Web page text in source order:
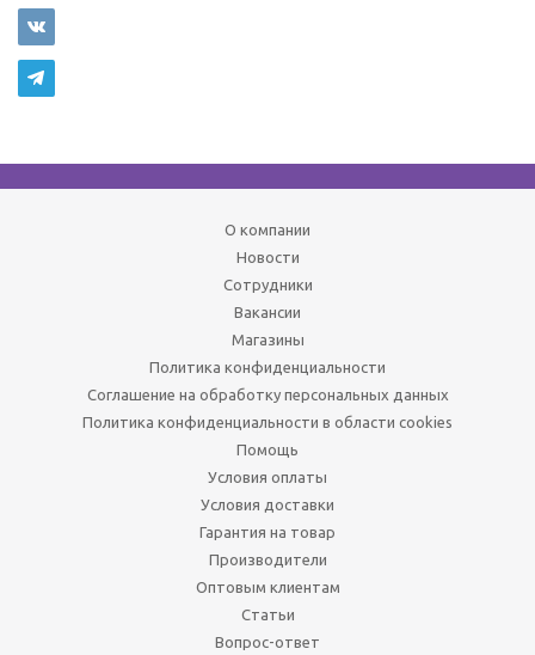
О компании
Новости
Сотрудники
Вакансии
Магазины
Политика конфиденциальности
Соглашение на обработку персональных данных
Политика конфиденциальности в области cookies
Помощь
Условия оплаты
Условия доставки
Гарантия на товар
Производители
Оптовым клиентам
Статьи
Вопрос-ответ